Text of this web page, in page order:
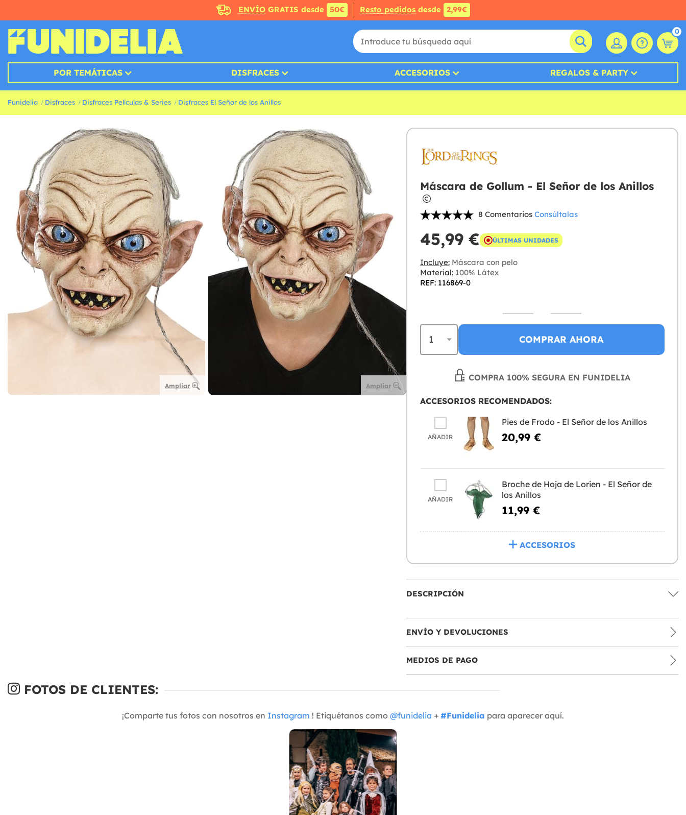
ENVÍOGRATIS desde 50€ Resto pedidosdesde 2,99€
0
POR TEMÁTICAS DISFRACES ACCESORIOS REGALOS & PARTY
Funidelia Disfraces Disfraces Películas & Series Disfraces El Señor de los Anillos
Ampliar Ampliar
Máscara de Gollum - El Señor de los Anillos
8 Comentarios Consúltalas
45,99 € ÚLTIMAS UNIDADES
Incluye:Máscara con pelo
Material:100% Látex
REF: 116869-0
COMPRAR AHORA
COMPRA 100% SEGURA EN FUNIDELIA
ACCESORIOS RECOMENDADOS:
AÑADIR
Pies de Frodo - El Señor de los Anillos
20,99 €
AÑADIR
Broche de Hoja de Lorien - El Señor de
los Anillos
11,99 €
ACCESORIOS
DESCRIPCIÓN
ENVÍO Y DEVOLUCIONES
MEDIOS DE PAGO
FOTOS DE CLIENTES:
¡Comparte tus fotos con nosotros en Instagram ! Etiquétanos como @funidelia + #Funidelia para aparecer aquí.